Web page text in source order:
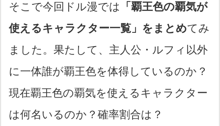
そこで今回ドル漫では
「覇王色の覇気が
使えるキャラクター一覧」をまとめてみ
ました。果たして、主人公・ルフィ以外
に一体誰が覇王色を体得しているのか？
現在覇王色の覇気を使えるキャラクター
は何名いるのか？確率割合は？